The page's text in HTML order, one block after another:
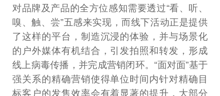
对品牌及产品的全方位感知需要透过“看、听、
嗅、触、尝”五感来实现，而线下活动正是提供
了这样的平台，制造沉浸的体验，并与场景化
的户外媒体有机结合，引发拍照和转发，形成
线上病毒传播，并完成营销闭环。“面对面”基于
强关系的精确营销使得单位时间内针对精确目
标客户的发售效率会有着显著的提升，大部分